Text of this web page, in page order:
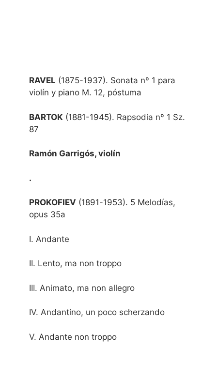
RAVEL (1875-1937). Sonata nº 1 para
violín y piano M. 12, póstuma
BARTOK (1881-1945). Rapsodia nº 1 Sz.
87
Ramón Garrigós, violín
.
PROKOFIEV (1891-1953). 5 Melodías,
opus 35a
I. Andante
II. Lento, ma non troppo
III. Animato, ma non allegro
IV. Andantino, un poco scherzando
V. Andante non troppo